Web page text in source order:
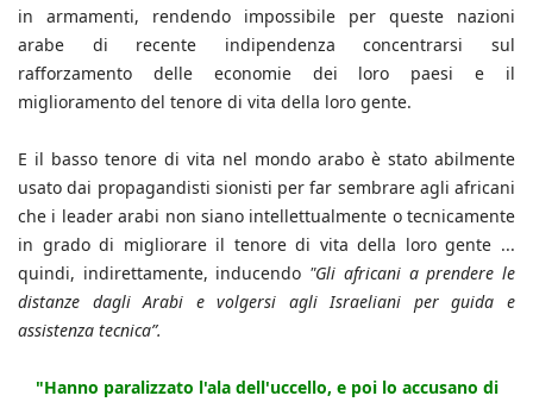
in armamenti, rendendo impossibile per queste nazioni
arabe di recente indipendenza concentrarsi sul
rafforzamento delle economie dei loro paesi e il
miglioramento del tenore di vita della loro gente.
E il basso tenore di vita nel mondo arabo è stato abilmente
usato dai propagandisti sionisti per far sembrare agli africani
che i leader arabi non siano intellettualmente o tecnicamente
in grado di migliorare il tenore di vita della loro gente ...
quindi, indirettamente, inducendo "Gli africani a prendere le
distanze dagli Arabi e volgersi agli Israeliani per guida e
assistenza tecnica”.
"Hanno paralizzato l'ala dell'uccello, e poi lo accusano di